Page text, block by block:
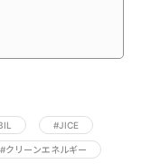
#JICE
#クリーンエネルギー